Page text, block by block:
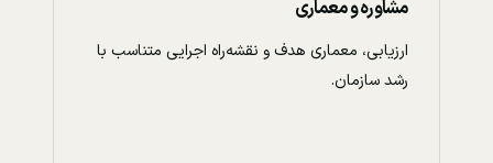
مشاوره و معماری
ارزیابی، معماری هدف و نقشه‌راه اجرایی متناسب با
رشد سازمان.